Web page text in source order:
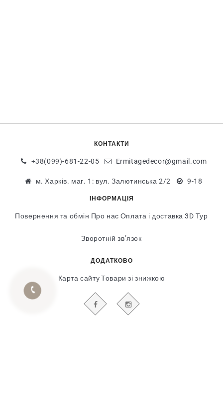
КОНТАКТИ
+38(099)-681-22-05 Ermitagedecor@gmail.com
м. Харків. маг. 1: вул. Залютинська 2/2 9-18
ІНФОРМАЦІЯ
Повернення та обмін Про нас Оплата і доставка 3D Тур
Зворотній зв’язок
ДОДАТКОВО
Карта сайту Товари зі знижкою